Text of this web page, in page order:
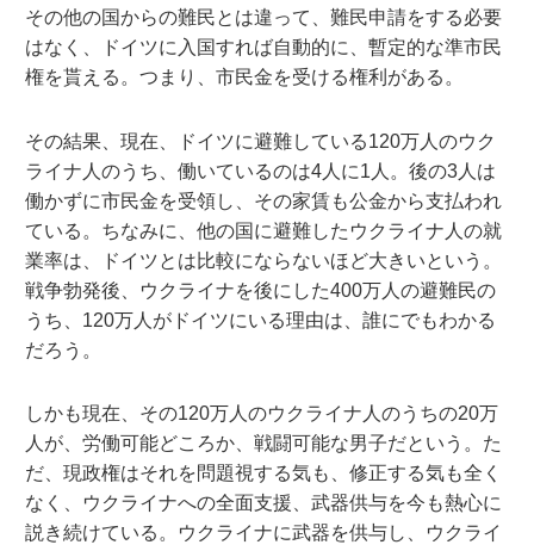
その他の国からの難民とは違って、難民申請をする必要
はなく、ドイツに入国すれば自動的に、暫定的な準市民
権を貰える。つまり、市民金を受ける権利がある。
その結果、現在、ドイツに避難している120万人のウク
ライナ人のうち、働いているのは4人に1人。後の3人は
働かずに市民金を受領し、その家賃も公金から支払われ
ている。ちなみに、他の国に避難したウクライナ人の就
業率は、ドイツとは比較にならないほど大きいという。
戦争勃発後、ウクライナを後にした400万人の避難民の
うち、120万人がドイツにいる理由は、誰にでもわかる
だろう。
しかも現在、その120万人のウクライナ人のうちの20万
人が、労働可能どころか、戦闘可能な男子だという。た
だ、現政権はそれを問題視する気も、修正する気も全く
なく、ウクライナへの全面支援、武器供与を今も熱心に
説き続けている。ウクライナに武器を供与し、ウクライ